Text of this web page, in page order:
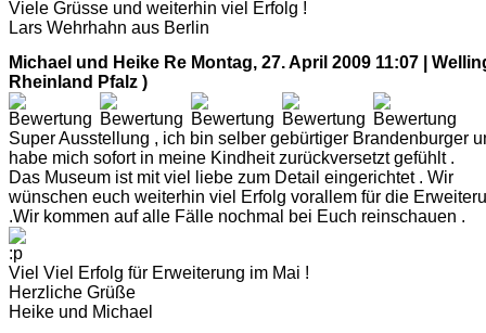
Viele Grüsse und weiterhin viel Erfolg !
Lars Wehrhahn aus Berlin
Michael und Heike Re Montag, 27. April 2009 11:07 |
Rheinland Pfalz )
Super Ausstellung , ich bin selber gebürtiger Brandenburger
habe mich sofort in meine Kindheit zurückversetzt gefühlt .
Das Museum ist mit viel liebe zum Detail eingerichtet . Wir
wünschen euch weiterhin viel Erfolg vorallem für die
.Wir kommen auf alle Fälle nochmal bei Euch reinschauen .
Viel Viel Erfolg für Erweiterung im Mai !
Herzliche Grüße
Heike und Michael